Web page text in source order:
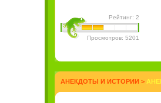
Рейтинг: 2
Просмотров: 5201
АНЕКДОТЫ И ИСТОРИИ >